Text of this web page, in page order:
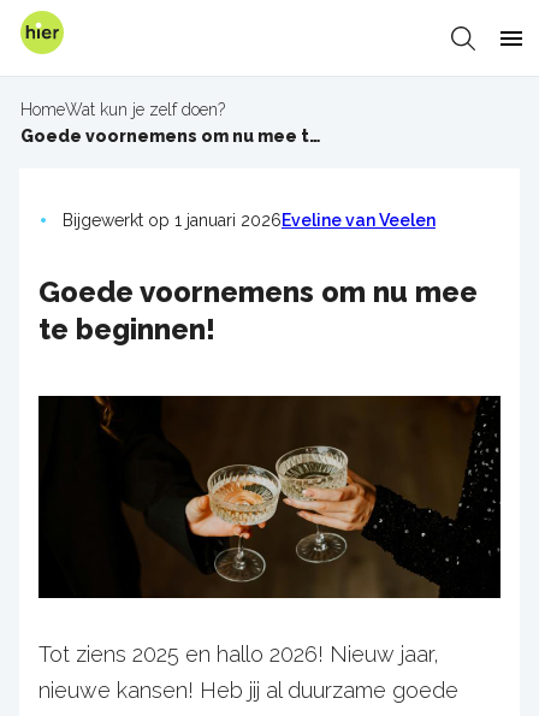
Overslaan
Zoeken
Kruimelpad
HomeWat kun je zelf doen?
Goede voornemens om nu mee te beginnen!
Bijgewerkt op 1 januari 2026Eveline van Veelen
Goede voornemens om nu mee
te beginnen!
Tot ziens 2025 en hallo 2026! Nieuw jaar,
nieuwe kansen! Heb jij al duurzame goede